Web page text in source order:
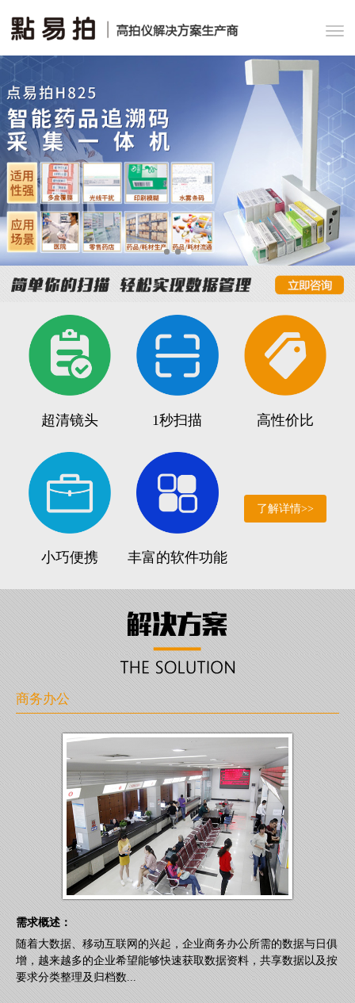
超清镜头 1秒扫描 高性价比
小巧便携 丰富的软件功能
了解详情>>
商务办公
需求概述：
随着大数据、移动互联网的兴起，企业商务办公所需的数据与日俱
增，越来越多的企业希望能够快速获取数据资料，共享数据以及按
要求分类整理及归档数...